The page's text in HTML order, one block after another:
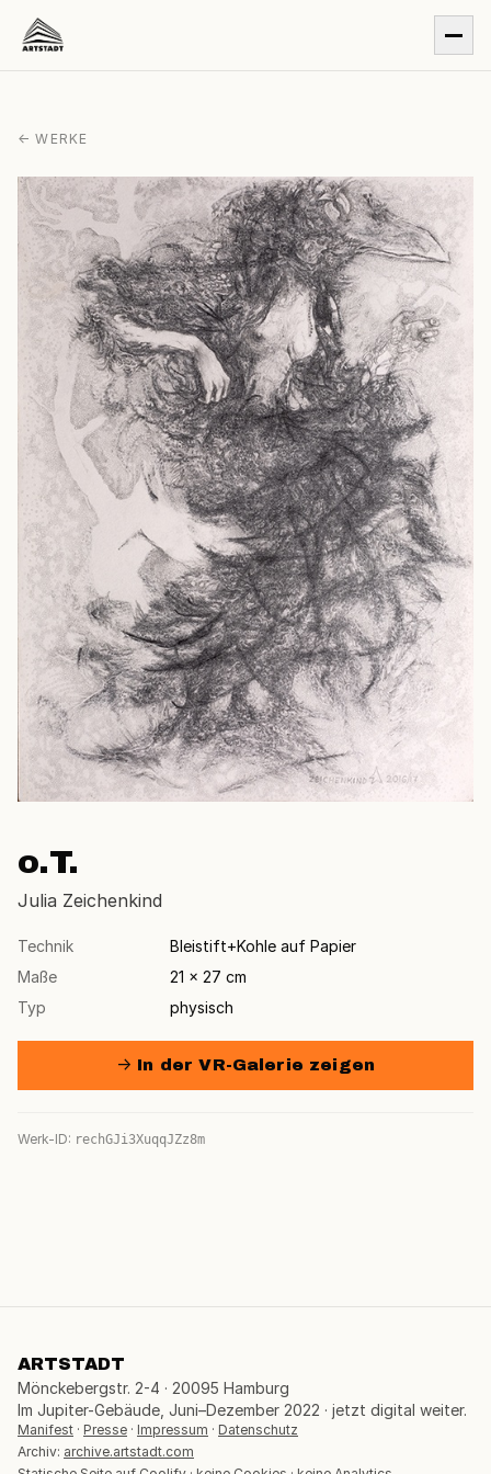
← WERKE
o.T.
Julia Zeichenkind
Technik
Bleistift+Kohle auf Papier
Maße
21 × 27 cm
Typ
physisch
→ In der VR-Galerie zeigen
Werk-ID: rechGJi3XuqqJZz8m
ARTSTADT
Mönckebergstr. 2-4 · 20095 Hamburg
Im Jupiter-Gebäude, Juni–Dezember 2022 · jetzt digital weiter.
Manifest · Presse · Impressum · Datenschutz
Archiv: archive.artstadt.com